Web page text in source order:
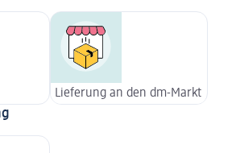
Lieferung an den dm-Markt